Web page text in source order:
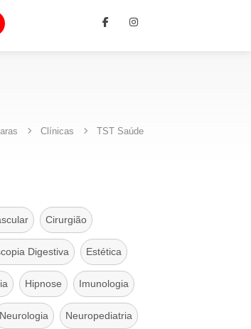
Clínicas TST Saúde
Cirurgião
Digestiva Estética
Hipnose Imunologia
Neurologia Neuropediatria